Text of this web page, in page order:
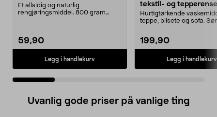
Et allsidig og naturlig
rengjøringsmiddel. 800 gram
59,90
Legg i handlekurv
tekstil- og
Hurtigtørkende
teppe, bilsete og sofa.
199,90
Legg i handlekurv
Uvanlig gode priser på vanlige ting